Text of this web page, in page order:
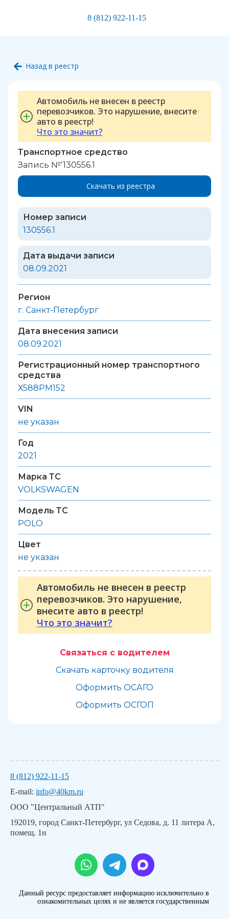
8 (812) 922-11-15
Назад в реестр
Автомобиль не внесен в реестр
перевозчиков. Это нарушение, внесите
авто в реестр!
Что это значит?
Транспортное средство
Запись №'130556.1
Скачать из реестра
Номер записи
130556.1
Дата выдачи записи
08.09.2021
Регион
г. Санкт-Петербург
Дата внесения записи
08.09.2021
Регистрационный номер транспортного
средства
Х588РМ152
VIN
не указан
Год
2021
Марка ТС
VOLKSWAGEN
Модель ТС
POLO
Цвет
не указан
Автомобиль не внесен в реестр
перевозчиков. Это нарушение,
внесите авто в реестр!
Что это значит?
Связаться с водителем
Скачать карточку водителя
Оформить ОСАГО
Оформить ОСГОП
8 (812) 922-11-15
E-mail: info@40km.ru
ООО "Центральный АТП"
192019, город Санкт-Петербург, ул Седова, д. 11 литера А,
помещ. 1н
Данный ресурс предоставляет информацию исключительно в
ознакомительных целях и не является государственным